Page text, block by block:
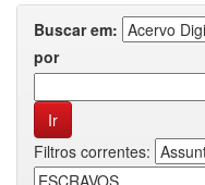
Buscar em:
por
Filtros correntes: